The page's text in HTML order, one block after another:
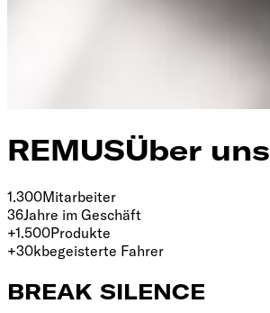
REMUSÜber uns
1.300Mitarbeiter
36Jahre im Geschäft
+1.500Produkte
+30kbegeisterte Fahrer
BREAK SILENCE